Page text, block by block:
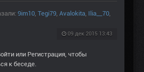
9im10 Tegi79 Avalokita Ilia__70
09 дек 2015 13:43
или Регистрация , чтобы
к беседе.